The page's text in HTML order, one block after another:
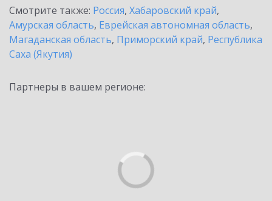
Смотрите также: Россия, Хабаровский край,
Амурская область, Еврейская автономная область,
Магаданская область, Приморский край, Республика
Саха (Якутия)
Партнеры в вашем регионе: